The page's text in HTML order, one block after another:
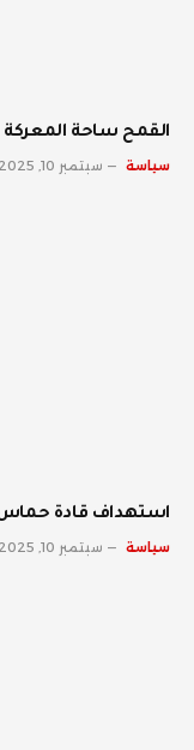
القمح ساحة المعركة
سياسة سبتمبر 10, 2025
استهداف قادة حماس
سياسة سبتمبر 10, 2025